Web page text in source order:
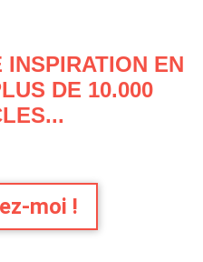
EN
DE 10.000
moi !